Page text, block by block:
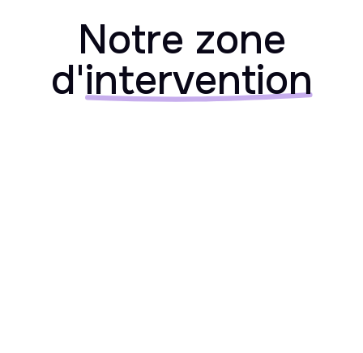
Notre zone
d'intervention